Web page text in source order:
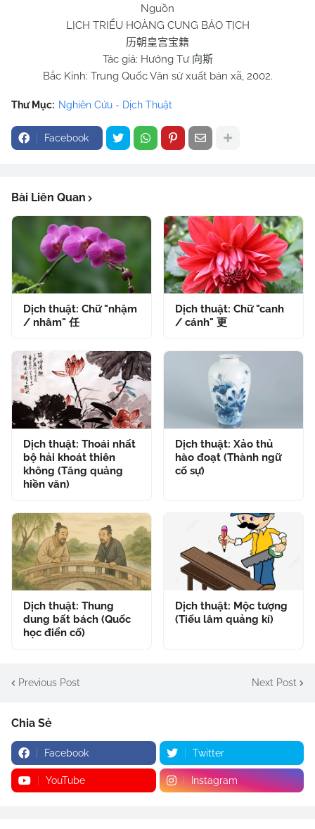
Nguồn
LỊCH TRIỂU HOÀNG CUNG BẢO TỊCH
历朝皇宫宝籍
Tác giả: Hướng Tư 向斯
Bắc Kinh: Trung Quốc Văn sử xuất bản xã, 2002.
Thư Mục: Nghiên Cứu - Dịch Thuật
Facebook
Bài Liên Quan
Dịch thuật: Chữ "nhậm
/ nhâm" 任
Dịch thuật: Chữ "canh
/ cánh" 更
Dịch thuật: Thoái nhất
bộ hải khoát thiên
không (Tăng quảng
hiền văn)
Dịch thuật: Xảo thủ
hào đoạt (Thành ngữ
cố sự)
Dịch thuật: Thung
dung bất bách (Quốc
học điển cố)
Dịch thuật: Mộc tượng
(Tiếu lâm quảng kí)
Previous Post Next Post
Chia Sẻ
Facebook Twitter
YouTube Instagram